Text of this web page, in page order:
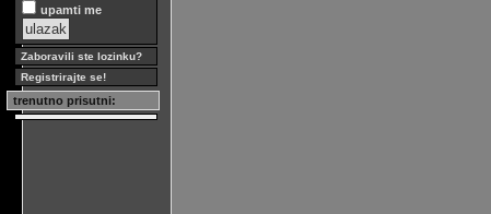
upamti me
Zaboravili ste lozinku?
Registrirajte se!
trenutno prisutni: